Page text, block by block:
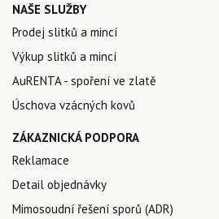
NAŠE SLUŽBY
Prodej slitků a mincí
Výkup slitků a mincí
AuRENTA - spoření ve zlatě
Úschova vzácných kovů
ZÁKAZNICKÁ PODPORA
Reklamace
Detail objednávky
Mimosoudní řešení sporů (ADR)